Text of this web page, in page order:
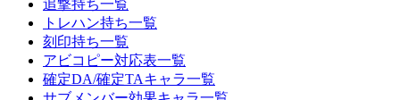
追撃持ち一覧
トレハン持ち一覧
刻印持ち一覧
アビコピー対応表一覧
確定DA/確定TAキャラ一覧